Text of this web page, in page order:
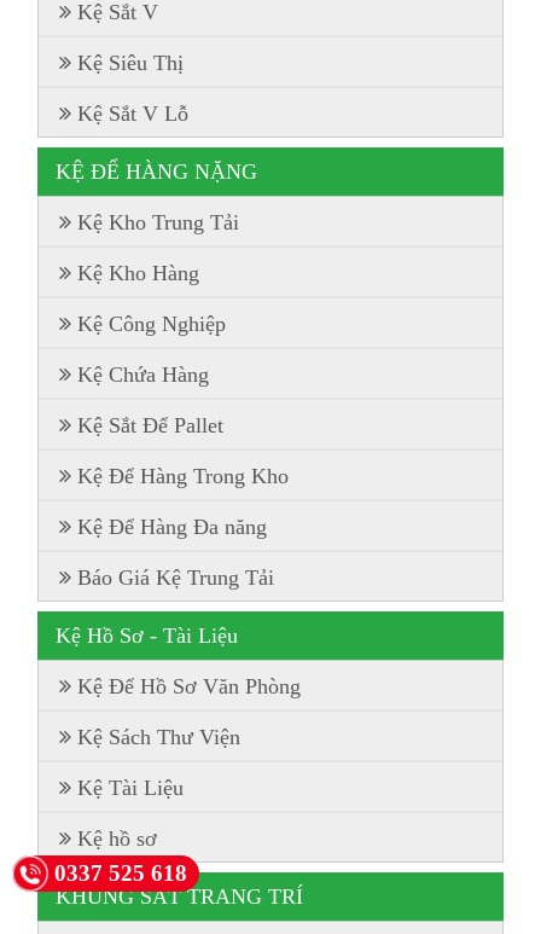
Kệ Sắt V
Kệ Siêu Thị
Kệ Sắt V Lỗ
KỆ ĐỂ HÀNG NẶNG
Kệ Kho Trung Tải
Kệ Kho Hàng
Kệ Công Nghiệp
Kệ Chứa Hàng
Kệ Sắt Để Pallet
Kệ Để Hàng Trong Kho
Kệ Để Hàng Đa năng
Báo Giá Kệ Trung Tải
Kệ Hồ Sơ - Tài Liệu
Kệ Để Hồ Sơ Văn Phòng
Kệ Sách Thư Viện
Kệ Tài Liệu
Kệ hồ sơ
KHUNG SẮT TRANG TRÍ
0337 525 618